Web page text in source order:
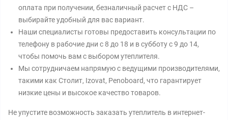
оплата при получении, безналичный расчет с НДС –
выбирайте удобный для вас вариант.
Наши специалисты готовы предоставить консультации по
телефону в рабочие дни с 8 до 18 и в субботу с 9 до 14,
чтобы помочь вам с выбором утеплителя.
Мы сотрудничаем напрямую с ведущими производителями,
такими как Столит, Izovat, Penoboard, что гарантирует
низкие цены и высокое качество товаров.
Не упустите возможность заказать утеплитель в интернет-